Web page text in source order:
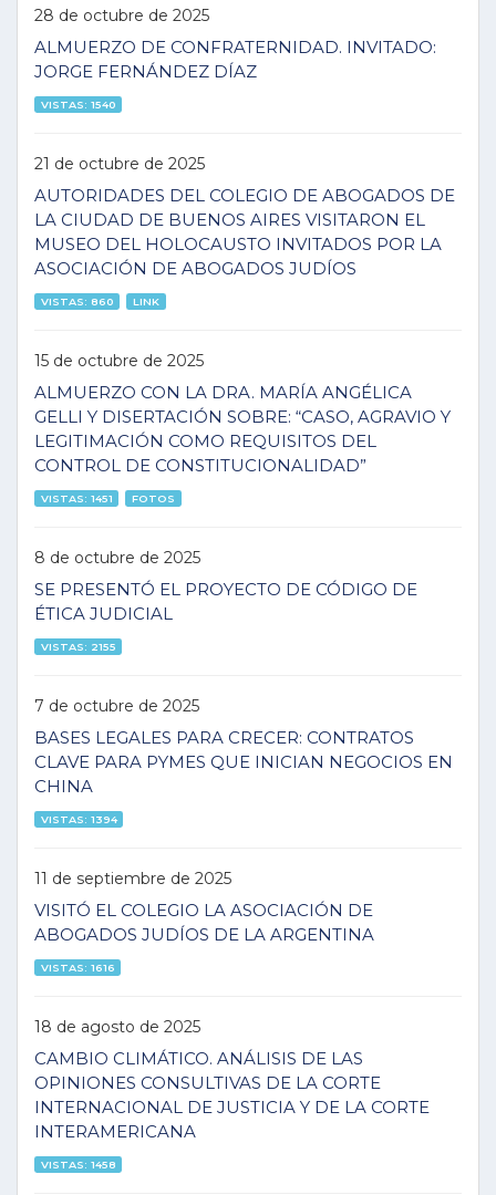
28 de octubre de 2025
ALMUERZO DE CONFRATERNIDAD. INVITADO:
JORGE FERNÁNDEZ DÍAZ
VISTAS: 1540
21 de octubre de 2025
AUTORIDADES DEL COLEGIO DE ABOGADOS DE
LA CIUDAD DE BUENOS AIRES VISITARON EL
MUSEO DEL HOLOCAUSTO INVITADOS POR LA
ASOCIACIÓN DE ABOGADOS JUDÍOS
VISTAS: 860 LINK
15 de octubre de 2025
ALMUERZO CON LA DRA. MARÍA ANGÉLICA
GELLI Y DISERTACIÓN SOBRE: “CASO, AGRAVIO Y
LEGITIMACIÓN COMO REQUISITOS DEL
CONTROL DE CONSTITUCIONALIDAD”
VISTAS: 1451 FOTOS
8 de octubre de 2025
SE PRESENTÓ EL PROYECTO DE CÓDIGO DE
ÉTICA JUDICIAL
VISTAS: 2155
7 de octubre de 2025
BASES LEGALES PARA CRECER: CONTRATOS
CLAVE PARA PYMES QUE INICIAN NEGOCIOS EN
CHINA
VISTAS: 1394
11 de septiembre de 2025
VISITÓ EL COLEGIO LA ASOCIACIÓN DE
ABOGADOS JUDÍOS DE LA ARGENTINA
VISTAS: 1616
18 de agosto de 2025
CAMBIO CLIMÁTICO. ANÁLISIS DE LAS
OPINIONES CONSULTIVAS DE LA CORTE
INTERNACIONAL DE JUSTICIA Y DE LA CORTE
INTERAMERICANA
VISTAS: 1458